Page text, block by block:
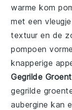
warme kom
met een
textuur en de
pompoen
knapperige
Gegrilde
gegrilde
aubergine kan